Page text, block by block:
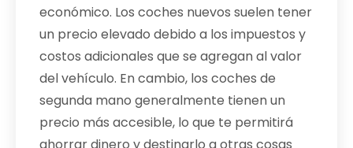
económico. Los coches nuevos suelen tener
un precio elevado debido a los impuestos y
costos adicionales que se agregan al valor
del vehículo. En cambio, los coches de
segunda mano generalmente tienen un
precio más accesible, lo que te permitirá